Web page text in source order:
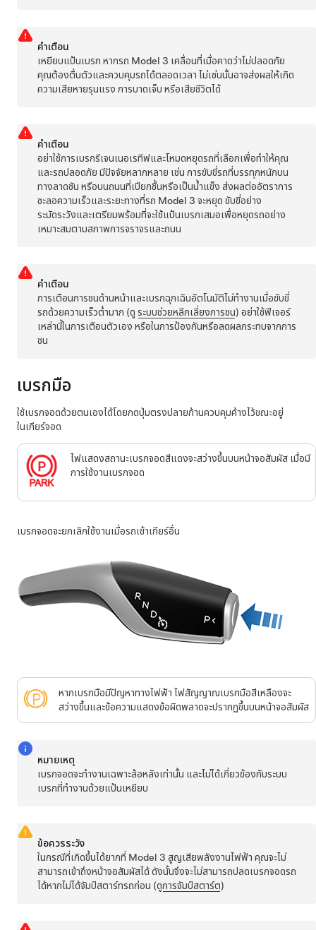
คำเตือน
เหยียบแป้นเบรก หากรถ Model 3 เคลื่อนที่เมื่อคาดว่าไม่ปลอดภัย
คุณต้องตื่นตัวและควบคุมรถได้ตลอดเวลา ไม่เช่นนั้นอาจส่งผลให้เกิด
ความเสียหายรุนแรง การบาดเจ็บ หรือเสียชีวิตได้
คำเตือน
อย่าใช้การเบรกรีเจนเนอเรทีฟและโหมดหยุดรถที่เลือกเพื่อทำให้คุณ
และรถปลอดภัย มีปัจจัยหลากหลาย เช่น การขับขี่รถที่บรรทุกหนักบน
ทางลาดชัน หรือบนถนนที่เปียกชื้นหรือเป็นน้ำแข็ง ส่งผลต่ออัตราการ
ชะลอความเร็วและระยะทางที่รถ Model 3 จะหยุด ขับขี่อย่าง
ระมัดระวังและเตรียมพร้อมที่จะใช้แป้นเบรกเสมอเพื่อหยุดรถอย่าง
เหมาะสมตามสภาพการจราจรและถนน
คำเตือน
การเตือนการชนด้านหน้าและเบรกฉุกเฉินอัตโนมัติไม่ทำงานเมื่อขับขี่
รถด้วยความเร็วต่ำมาก (ดูระบบช่วยหลีกเลี่ยงการชน) อย่าใช้ฟีเจอร์
เหล่านี้ในการเตือนตัวเอง หรือในการป้องกันหรือลดผลกระทบจากการ
ชน
เบรกมือ
ใช้เบรกจอดด้วยตนเองได้โดยกดปุ่มตรงปลายก้านควบคุมค้างไว้ขณะอยู่
ในเกียร์จอด
ไฟแสดงสถานะเบรกจอดสีแดงจะสว่างขึ้นบนหน้าจอสัมผัสเมื่อมี
การใช้งานเบรกจอด
เบรกจอดจะยกเลิกใช้งานเมื่อรถเข้าเกียร์อื่น
หากเบรกมือมีปัญหาทางไฟฟ้า ไฟสัญญาณเบรกมือสีเหลืองจะ
สว่างขึ้นและข้อความแสดงข้อผิดพลาดจะปรากฏขึ้นบนหน้าจอสัมผัส
หมายเหตุ
เบรกจอดจะทำงานเฉพาะล้อหลังเท่านั้น และไม่ได้เกี่ยวข้องกับระบบ
เบรกที่ทำงานด้วยแป้นเหยียบ
ข้อควรระวัง
ในกรณีที่เกิดขึ้นได้ยากที่ Model 3 สูญเสียพลังงานไฟฟ้า คุณจะไม่
สามารถเข้าถึงหน้าจอสัมผัสได้ ดังนั้นจึงจะไม่สามารถปลดเบรกจอดรถ
ได้หากไม่ได้จัมป์สตาร์ทรถก่อน (ดูการจัมป์สตาร์ต)